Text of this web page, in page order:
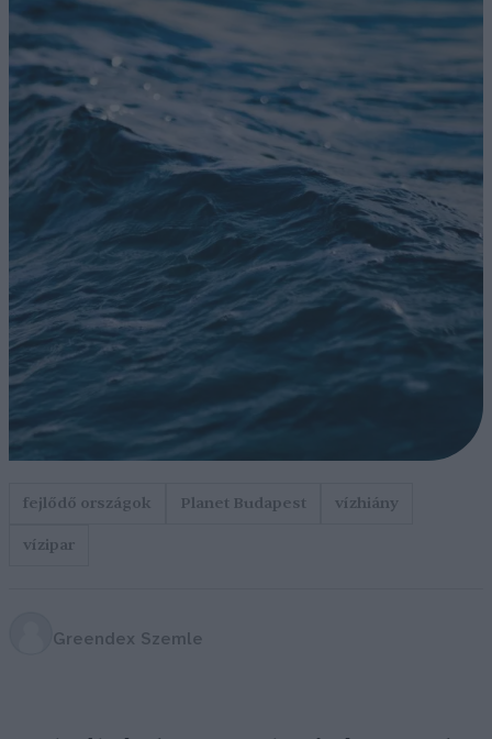
fejlődő országok Planet Budapest
vízhiány
vízipar
Greendex Szemle